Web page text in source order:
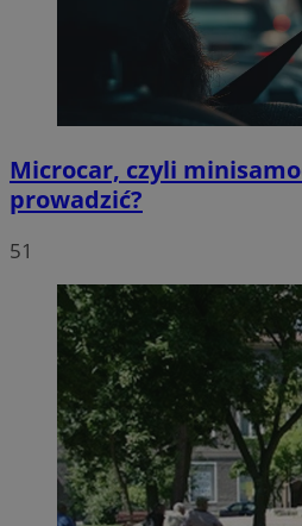
Microcar, czyli
prowadzić?
51